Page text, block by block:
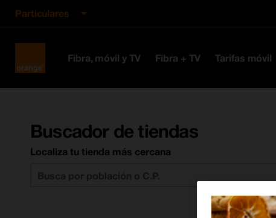
Particulares
EspañaFibra, móvil y TV Fibra + TV Tarifas móvil
Buscador de tiendas
Localiza tu tienda más cercana